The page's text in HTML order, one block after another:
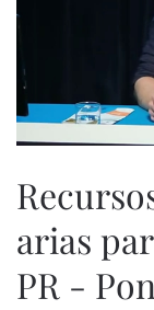
arias
PR -